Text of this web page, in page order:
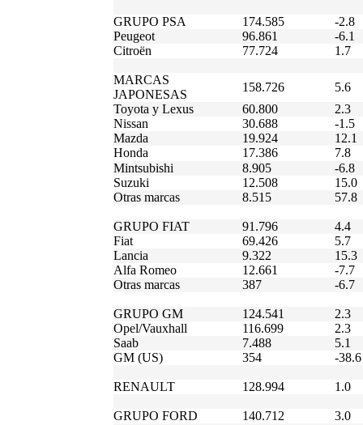
GRUPO PSA 174.585
-2.8
Peugeot
96.861
-6.1
Citroën
77.724 1.7
MARCAS
JAPONESAS
158.726
5.6
Toyota y Lexus
60.800
2.3
Nissan
30.688
-1.5
Mazda
19.924
12.1
Honda
17.386
7.8
Mintsubishi
8.905
-6.8
Suzuki
12.508
15.0
Otras marcas
8.515 57.8
GRUPO FIAT 91.796
4.4
Fiat
69.426
5.7
Lancia
9.322
15.3
Alfa Romeo
12.661
-7.7
Otras marcas
387 -6.7
GRUPO GM 124.541
2.3
Opel/Vauxhall
116.699
2.3
Saab
7.488
5.1
GM (US)
354 -38.6
RENAULT 128.994 1.0
GRUPO FORD 140.712
3.0